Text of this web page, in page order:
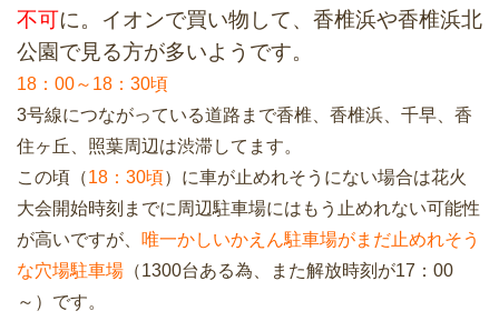
不可に。イオンで買い物して、香椎浜や香椎浜北
公園で見る方が多いようです。
18：00～18：30頃
3号線につながっている道路まで香椎、香椎浜、千早、香
住ヶ丘、照葉周辺は渋滞してます。
この頃（18：30頃）に車が止めれそうにない場合は花火
大会開始時刻までに周辺駐車場にはもう止めれない可能性
が高いですが、 唯一かしいかえん駐車場がまだ止めれそう
な穴場駐車場 （1300台ある為、また解放時刻が17：00
～）です。